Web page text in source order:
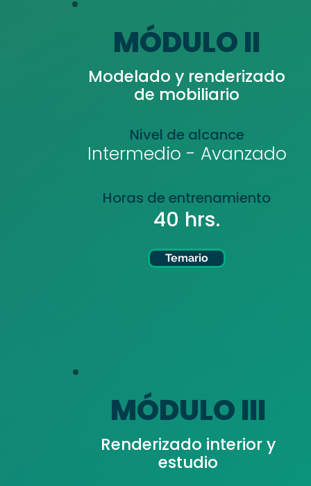
MÓDULO II
Modelado y renderizado
de mobiliario
Nivel de alcance
Intermedio - Avanzado
40 hrs.
Horas de entrenamiento
Temario
MÓDULO III
Renderizado interior y
estudio